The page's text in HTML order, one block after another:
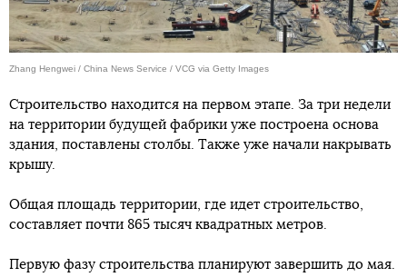
Zhang Hengwei / China News Service / VCG via Getty Images
Строительство находится на первом этапе. За три недели
на территории будущей фабрики уже построена основа
здания, поставлены столбы. Также уже начали накрывать
крышу.
Общая площадь территории, где идет строительство,
составляет почти 865 тысяч квадратных метров.
Первую фазу строительства планируют завершить до мая.